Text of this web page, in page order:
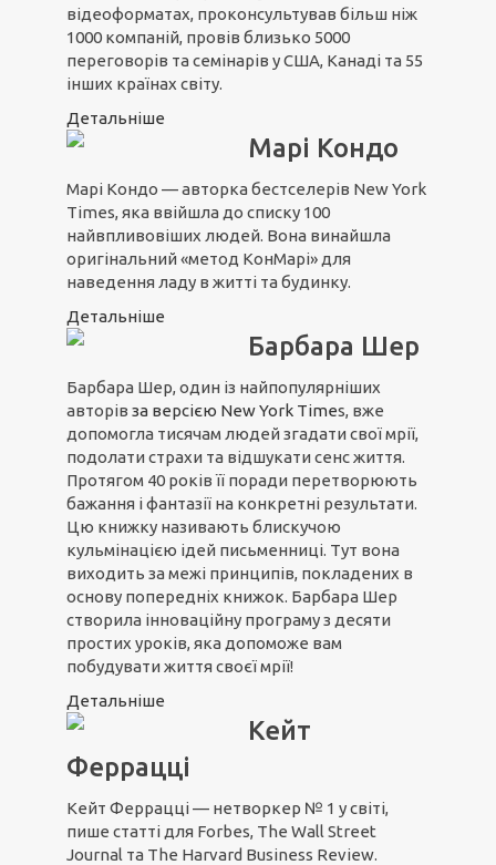
відеоформатах, проконсультував більш ніж
1000 компаній, провів близько 5000
переговорів та семінарів у США, Канаді та 55
інших країнах світу.
Детальніше
Марі Кондо
Марі Кондо — авторка бестселерів New York
Times, яка ввійшла до списку 100
найвпливовіших людей. Вона винайшла
оригінальний «метод КонМарі» для
наведення ладу в житті та будинку.
Детальніше
Барбара Шер
Барбара Шер, один із найпопулярніших
авторів за версією New York Times, вже
допомогла тисячам людей згадати свої мрії,
подолати страхи та відшукати сенс життя.
Протягом 40 років її поради перетворюють
бажання і фантазії на конкретні результати.
Цю книжку називають блискучою
кульмінацією ідей письменниці. Тут вона
виходить за межі принципів, покладених в
основу попередніх книжок. Барбара Шер
створила інноваційну програму з десяти
простих уроків, яка допоможе вам
побудувати життя своєї мрії!
Детальніше
Кейт
Феррацці
Кейт Феррацці — нетворкер № 1 у світі,
пише статті для Forbes, The Wall Street
Journal та The Harvard Business Review.